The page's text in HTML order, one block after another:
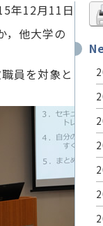
年12月11日
，他大学の
員を対象と